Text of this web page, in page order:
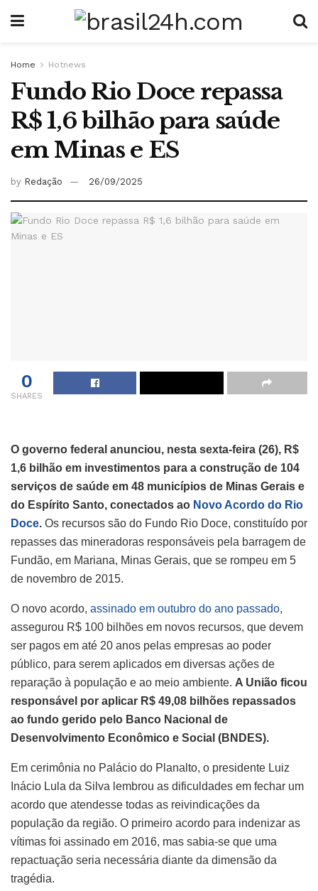
Home Hotnews
Fundo Rio Doce repassa
R$ 1,6 bilhão para saúde
em Minas e ES
by Redação 26/09/2025
0
SHARES
O governo federal anunciou, nesta sexta-feira (26), R$
1,6 bilhão em investimentos para a construção de 104
serviços de saúde em 48 municípios de Minas Gerais e
do Espírito Santo, conectados ao Novo Acordo do Rio
Doce. Os recursos são do Fundo Rio Doce, constituído por
repasses das mineradoras responsáveis pela barragem de
Fundão, em Mariana, Minas Gerais, que se rompeu em 5
de novembro de 2015.
O novo acordo, assinado em outubro do ano passado,
assegurou R$ 100 bilhões em novos recursos, que devem
ser pagos em até 20 anos pelas empresas ao poder
público, para serem aplicados em diversas ações de
reparação à população e ao meio ambiente. A União ficou
responsável por aplicar R$ 49,08 bilhões repassados
ao fundo gerido pelo Banco Nacional de
Desenvolvimento Econômico e Social (BNDES).
Em cerimônia no Palácio do Planalto, o presidente Luiz
Inácio Lula da Silva lembrou as dificuldades em fechar um
acordo que atendesse todas as reivindicações da
população da região. O primeiro acordo para indenizar as
vítimas foi assinado em 2016, mas sabia-se que uma
repactuação seria necessária diante da dimensão da
tragédia.